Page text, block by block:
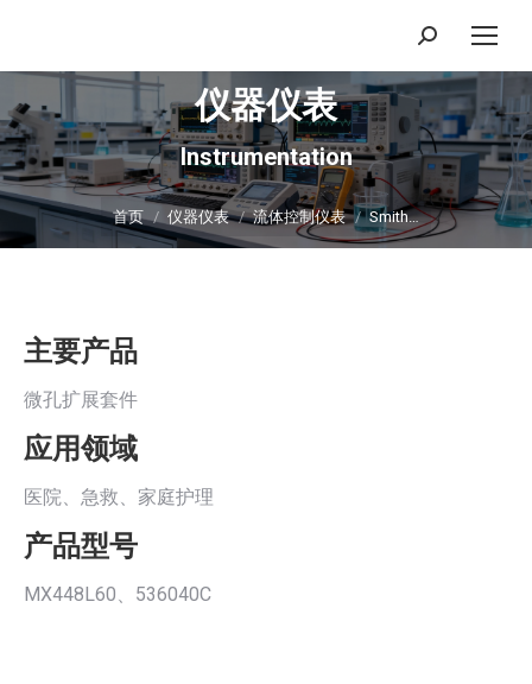
搜
索：
仪器仪表
Instrumentation
你在这里：
首页 仪器仪表 流体控制仪表 Smith…
主要产品
微孔扩展套件
应用领域
医院、急救、家庭护理
产品型号
MX448L60、536040C